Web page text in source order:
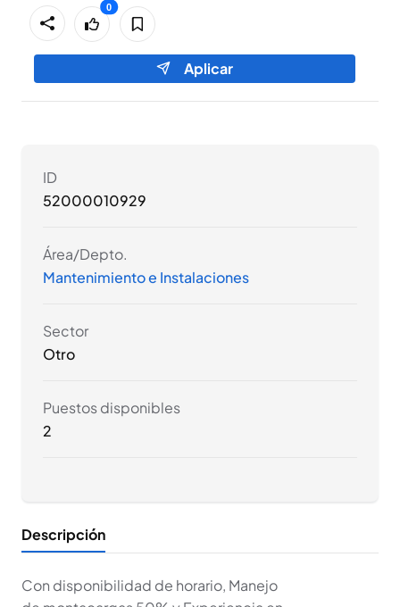
00
Aplicar
ID
52000010929
Área/Depto.
Mantenimiento e Instalaciones
Sector
Otro
Puestos disponibles
2
Descripción
Con disponibilidad de horario, Manejo